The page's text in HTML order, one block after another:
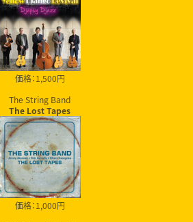
価格：1,500円
The String Band
The Lost Tapes
価格：1,000円